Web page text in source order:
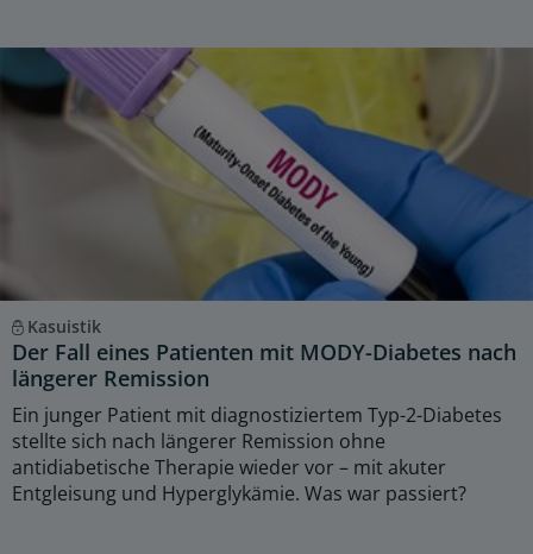
Kasuistik
Der Fall eines Patienten mit MODY-Diabetes nach
längerer Remission
Ein junger Patient mit diagnostiziertem Typ-2-Diabetes
stellte sich nach längerer Remission ohne
antidiabetische Therapie wieder vor – mit akuter
Entgleisung und Hyperglykämie. Was war passiert?